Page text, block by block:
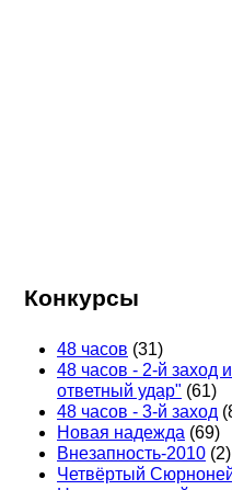
Конкурсы
48 часов (31)
48 часов - 2-й заход
ответный удар" (61)
48 часов - 3-й заход
Новая надежда (69)
Внезапность-2010 (2)
Четвёртый